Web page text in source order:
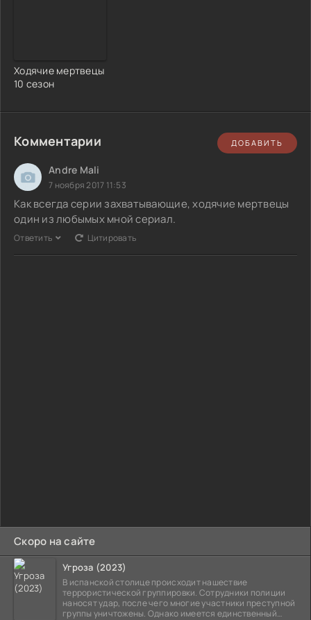
Скоро на сайте
Угроза (2023)
В испанской столице происходит нашествие
террористической группировки. Сотрудники полиции
наносят удар, после чего многие участники преступной
группы уничтожены. Однако имеется единственный
Ходячие мертвецы
10 сезон
Комментарии ДОБАВИТЬ
Andre Mali
7 ноября 2017 11:53
Как всегда серии захватывающие, ходячие мертвецы
один из любымых мной сериал.
Ответить Цитировать